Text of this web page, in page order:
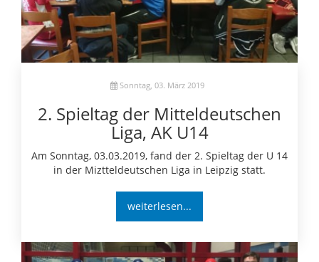
Sonntag, 03. März 2019
2. Spieltag der Mitteldeutschen
Liga, AK U14
Am Sonntag, 03.03.2019, fand der 2. Spieltag der U 14
in der Miztteldeutschen Liga in Leipzig statt.
weiterlesen...